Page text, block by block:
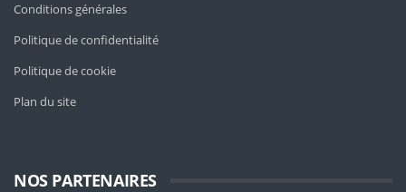
Conditions générales
Politique de confidentialité
Politique de cookie
Plan du site
NOS PARTENAIRES